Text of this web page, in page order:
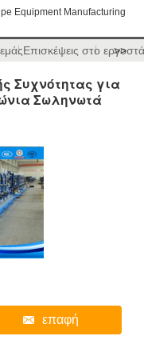
Equipment Manufacturing
Επισκέψεις στο >>
Συχνότητας για
Σωληνωτά
επαφή